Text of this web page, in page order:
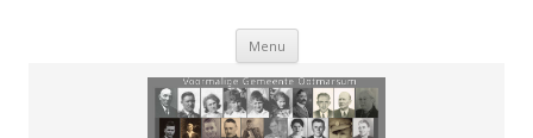
Menu Skip